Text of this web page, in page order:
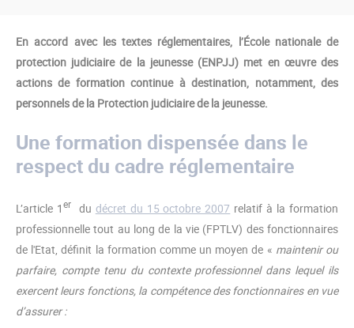
En accord avec les textes réglementaires, l’École nationale de
protection judiciaire de la jeunesse (ENPJJ) met en œuvre des
actions de formation continue à destination, notamment, des
personnels de la Protection judiciaire de la jeunesse.
Une formation dispensée dans le
respect du cadre réglementaire
L’article 1 erdu décret du 15 octobre 2007 relatif à la formation
professionnelle tout au long de la vie (FPTLV) des fonctionnaires
de l'Etat, définit la formation comme un moyen de « maintenir ou
parfaire, compte tenu du contexte professionnel dans lequel ils
exercent leurs fonctions, la compétence des fonctionnaires en vue
d’assurer :